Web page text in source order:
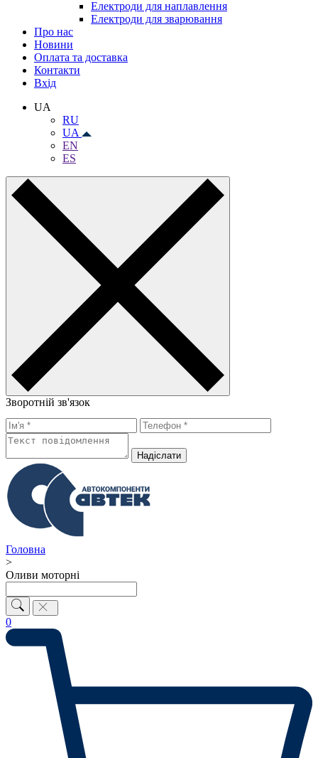
Електроди для наплавлення
Електроди для зварювання
Про нас
Новини
Оплата та доставка
Контакти
Вхiд
UA
RU
UA
EN
ES
Зворотній зв'язок
Надiслати
Головна
>
Оливи моторні
0